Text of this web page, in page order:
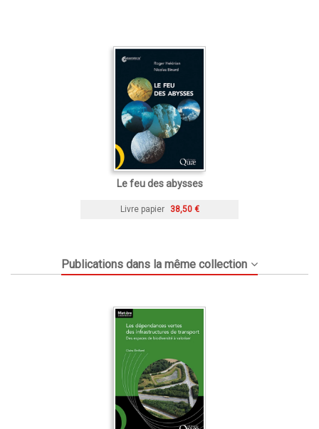
Le feu des abysses
Livre papier 38,50 €
Publications dans la même collection